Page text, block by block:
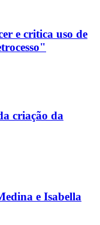
e critica uso de
criação da
e Isabella